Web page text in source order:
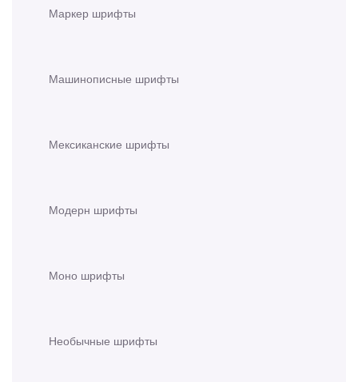
Маркер шрифты
Машинописные шрифты
Мексиканские шрифты
Модерн шрифты
Моно шрифты
Необычные шрифты